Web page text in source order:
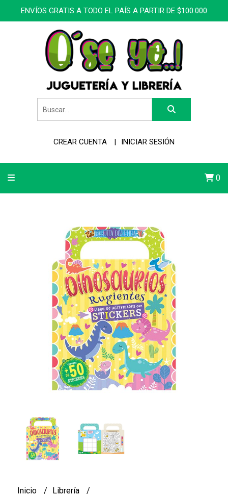
ENVÍOS GRATIS A TODO EL PAÍS A PARTIR DE $100.000
CREAR CUENTA INICIAR SESIÓN
0
Inicio
Librería